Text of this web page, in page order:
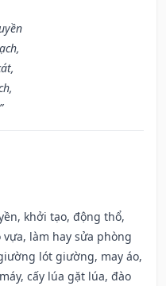
khởi tạo, động thổ,
làm hay sửa phòng
lót giường, may áo,
cấy lúa gặt lúa, đào